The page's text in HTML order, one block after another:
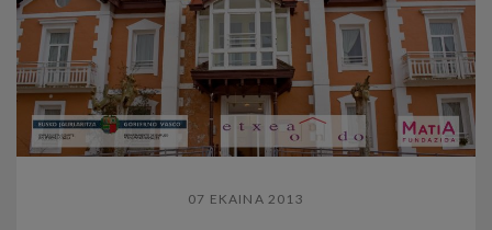
07 EKAINA 2013